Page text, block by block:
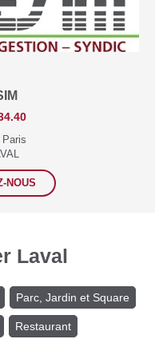
Paris
NOUS
Laval
Parc, Jardin et Square
Restaurant